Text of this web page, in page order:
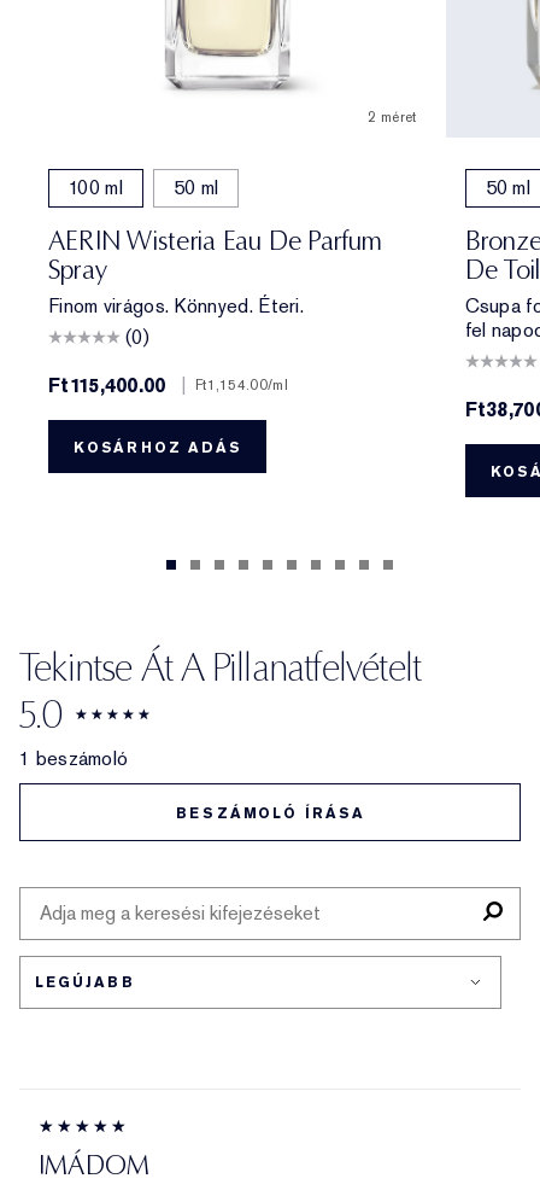
2 méret
100 ml 50 ml
AERIN Wisteria Eau De Parfum
Spray
Finom virágos. Könnyed. Éteri.
(0)
Ft115,400.00
| Ft1,154.00/ml
KOSÁRHOZ ADÁS
50 ml
De
Csupa
fel
Tekintse Át A Pillanatfelvételt
5.0
1 beszámoló
BESZÁMOLÓ ÍRÁSA
IMÁDOM